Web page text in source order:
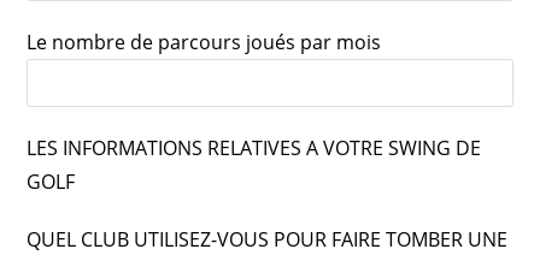
Le nombre de parcours joués par mois
LES INFORMATIONS RELATIVES A VOTRE SWING DE
GOLF
QUEL CLUB UTILISEZ-VOUS POUR FAIRE TOMBER UNE